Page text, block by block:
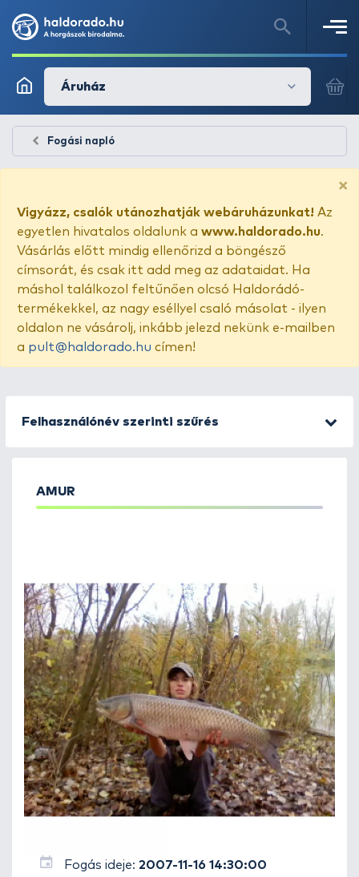
Áruház
Fogási napló
×
Vigyázz, csalók utánozhatják webáruházunkat! Az
egyetlen hivatalos oldalunk a www.haldorado.hu.
Vásárlás előtt mindig ellenőrizd a böngésző
címsorát, és csak itt add meg az adataidat. Ha
máshol találkozol feltűnően olcsó Haldorádó-
termékekkel, az nagy eséllyel csaló másolat - ilyen
oldalon ne vásárolj, inkább jelezd nekünk e-mailben
a pult@haldorado.hu címen!
Felhasználónév szerinti szűrés
AMUR
Fogás ideje: 2007-11-16 14:30:00